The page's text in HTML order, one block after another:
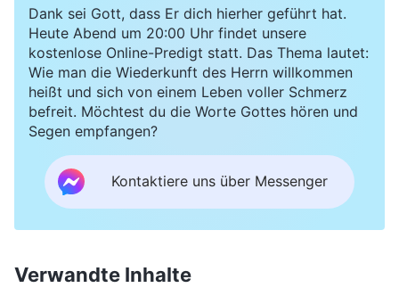
sagten, er verfüge über keine gute
Menschlichkeit und habe andere angegriffen und
sich an ihnen gerächt. Ich konnte nicht sagen,
ob er ein geeigneter Kandidat war, also besprach
ich mich mit meinen Kollegen. Alle sagten, wir
sollten es versuchen. Mir war damals etwas
unwohl zumute, und ich wollte weiter darüber
diskutieren, doch dann dachte ich mir, dass ich
geeignet hielt. Was, wenn ich einen Vorschlag
Dank sei Gott, dass Er dich hierher geführt hat.
Heute Abend um 20:00 Uhr findet unsere
kostenlose Online-Predigt statt. Das Thema lautet:
Wie man die Wiederkunft des Herrn willkommen
heißt und sich von einem Leben voller Schmerz
befreit. Möchtest du die Worte Gottes hören und
Segen empfangen?
Kontaktiere uns über Messenger
Verwandte Inhalte